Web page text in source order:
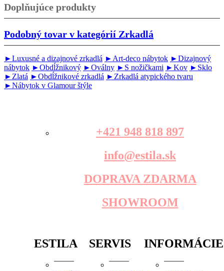
Doplňujúce produkty
Podobný tovar v kategórií Zrkadlá
►Luxusné a dizajnové zrkadlá ►Art-deco nábytok ►Dizajnový
nábytok ►Obdĺžnikový ►Oválny ►S nožičkami ►Kov ►Sklo
►Zlatá ►Obdĺžnikové zrkadlá ►Zrkadlá atypického tvaru
►Nábytok v Glamour štýle
+421 948 818 897
info@estila.sk
DOPRAVA ZDARMA
SHOWROOM
ESTILA SERVIS INFORMÁCIE